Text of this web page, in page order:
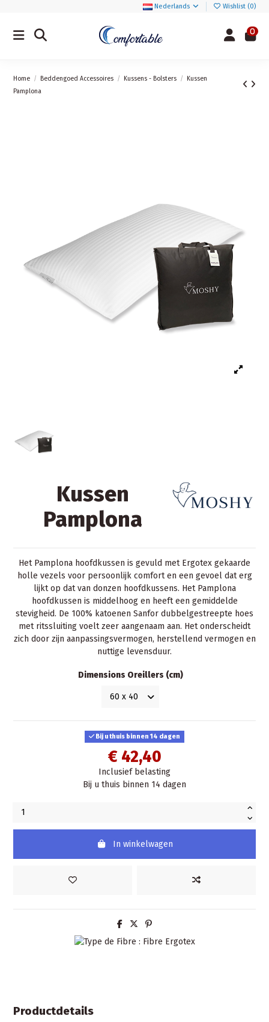
Nederlands Wishlist (0)
0
Home Beddengoed Accessoires Kussens - Bolsters
Kussen
Pamplona
Kussen
Pamplona
Het Pamplona hoofdkussen is gevuld met Ergotex gekaarde
holle vezels voor persoonlijk comfort en een gevoel dat erg
lijkt op dat van donzen hoofdkussens. Het Pamplona
hoofdkussen is middelhoog en heeft een gemiddelde
stevigheid. De 100% katoenen Sanfor dubbelgestreepte hoes
met ritssluiting voelt zeer aangenaam aan. Het onderscheidt
zich door zijn aanpassingsvermogen, herstellend vermogen en
nuttige levensduur.
Dimensions Oreillers (cm)
Bij u thuis binnen 14 dagen
€ 42,40
Inclusief belasting
Bij u thuis binnen 14 dagen
In winkelwagen
Productdetails